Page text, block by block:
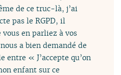
de ce truc-là, j’ai
pas le RGPD, il
en parliez à vos
a bien demandé de
« J’accepte qu’on
enfant sur ce